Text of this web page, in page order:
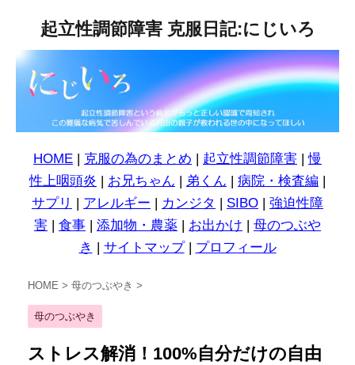
起立性調節障害 克服日記:にじいろ
HOME | 克服の為のまとめ | 起立性調節障害 |慢
性上咽頭炎 | お兄ちゃん | 弟くん | 病院・検査編 |
サプリ | アレルギー | カンジタ | SIBO | 強迫性障
害 | 食事 | 添加物・農薬 | お出かけ | 母のつぶや
き | サイトマップ| プロフィール
HOME > 母のつぶやき >
母のつぶやき
ストレス解消！100%自分だけの自由